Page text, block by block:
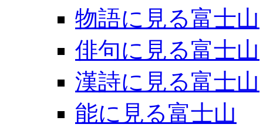
物語に見る富士山
俳句に見る富士山
漢詩に見る富士山
能に見る富士山